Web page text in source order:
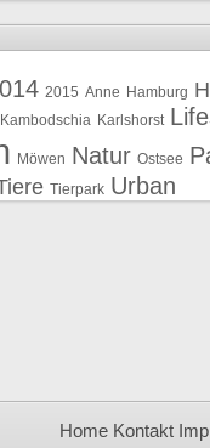
2015 Anne Hamburg
Kambodschia Karlshorst
Möwen Natur Ostsee
Tierpark Urban
Home Kontakt